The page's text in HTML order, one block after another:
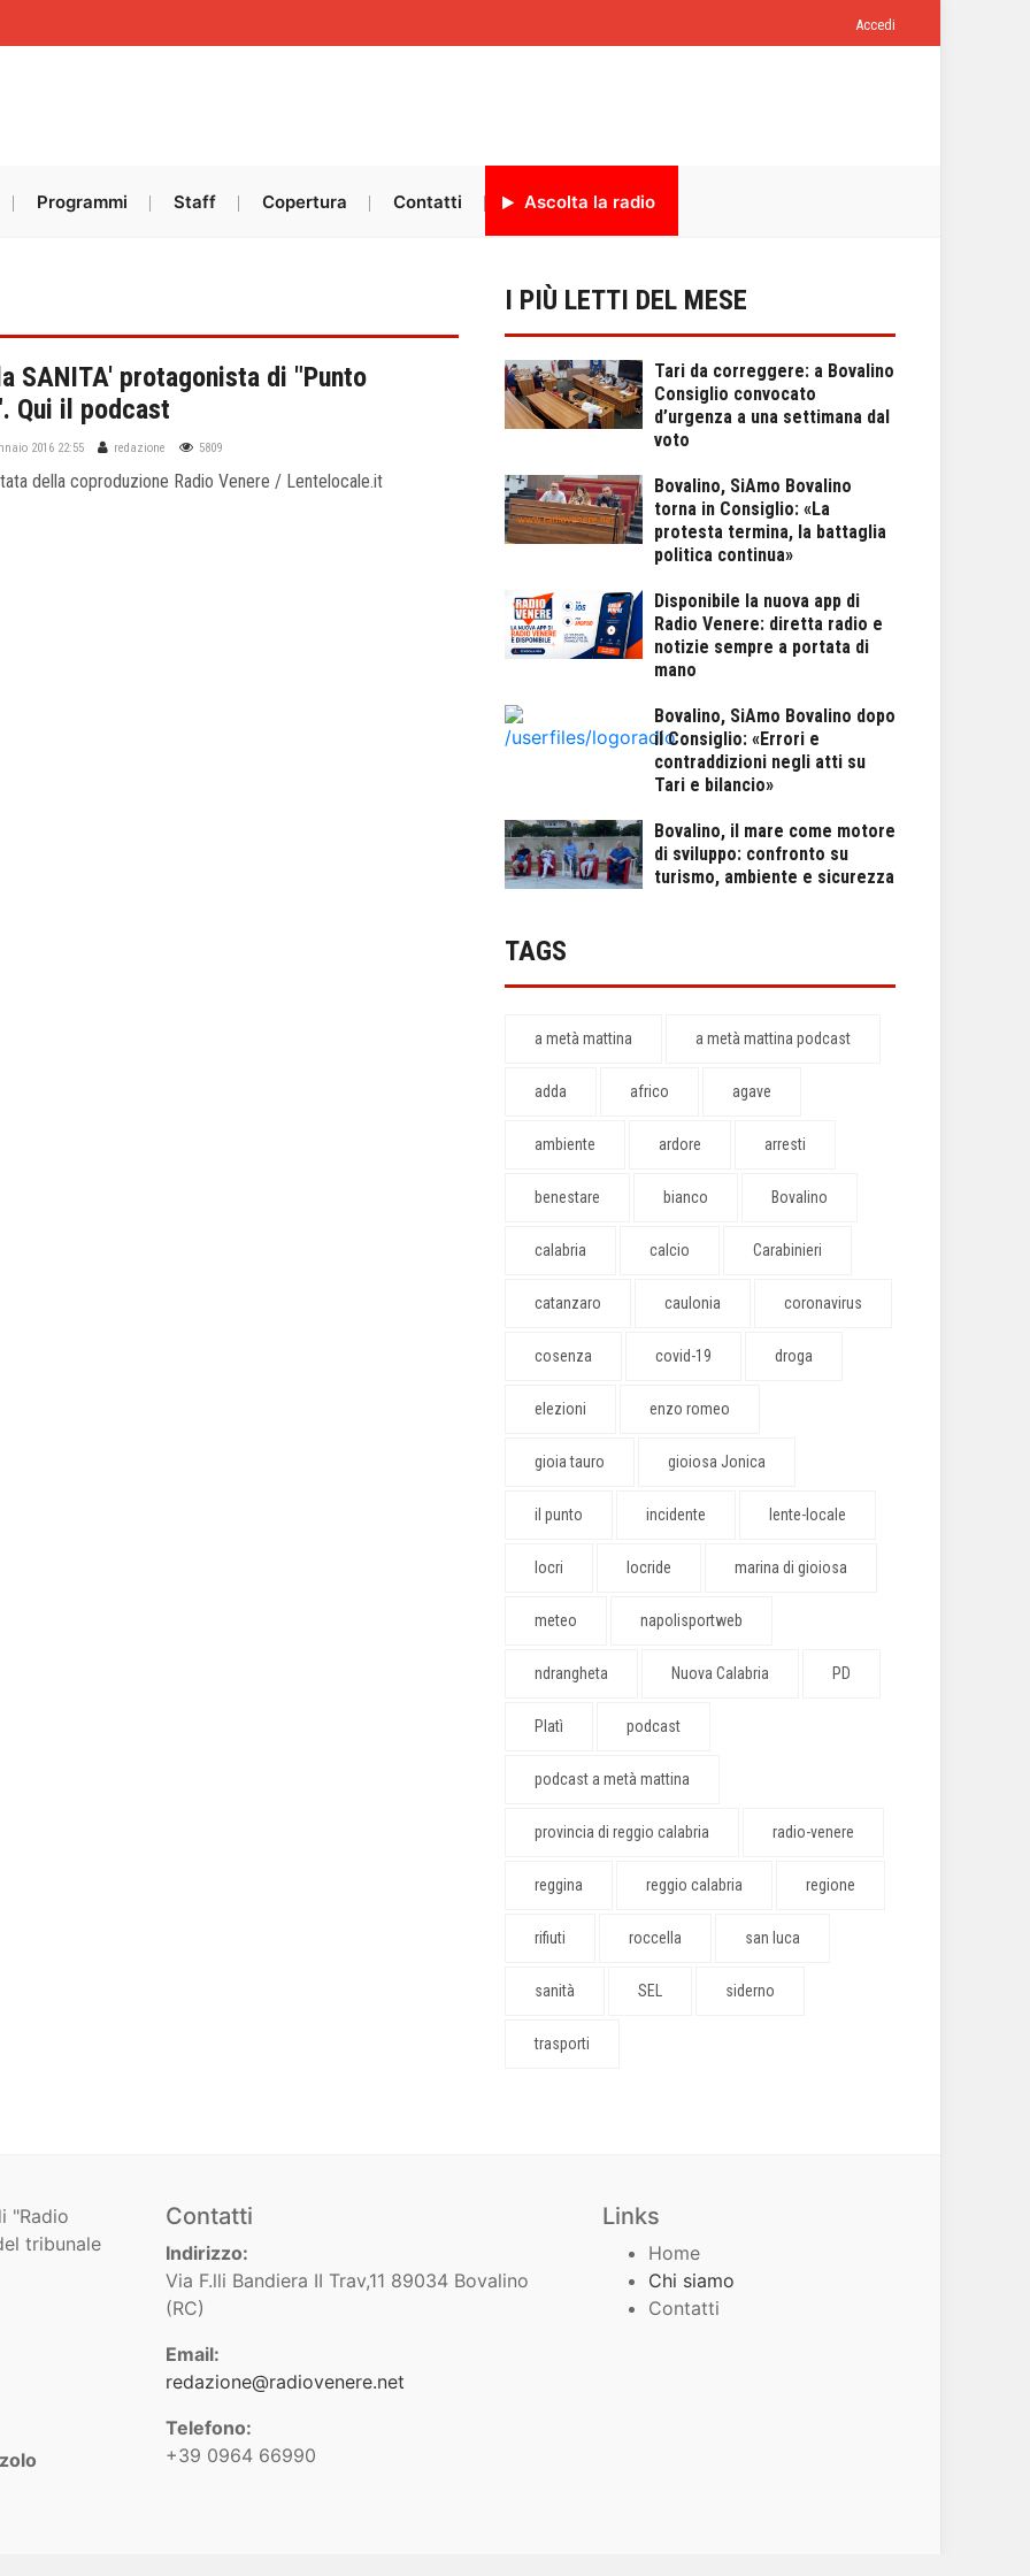
Accedi
Programmi Staff Copertura Contatti Ascolta la radio
SANITA' protagonista di "Punto
Qui il podcast
2016 22:55 redazione 5809
della coproduzione Radio Venere / Lentelocale.it
I PIÙ LETTI DEL MESE
Tari da correggere: a Bovalino
Consiglio convocato
d’urgenza a una settimana dal
voto
Bovalino, SiAmo Bovalino
torna in Consiglio: «La
protesta termina, la battaglia
politica continua»
Disponibile la nuova app di
Radio Venere: diretta radio e
notizie sempre a portata di
mano
Bovalino, SiAmo Bovalino dopo
il Consiglio: «Errori e
contraddizioni negli atti su
Tari e bilancio»
Bovalino, il mare come motore
di sviluppo: confronto su
turismo, ambiente e sicurezza
TAGS
a metà mattina a metà mattina podcast
adda africo agave
ambiente ardore arresti
benestare bianco Bovalino
calabria calcio Carabinieri
catanzaro caulonia coronavirus
cosenza covid-19 droga
elezioni enzo romeo
gioia tauro gioiosa Jonica
il punto incidente lente-locale
locri locride marina di gioiosa
meteo napolisportweb
ndrangheta Nuova Calabria PD
Platì podcast
podcast a metà mattina
provincia di reggio calabria radio-venere
reggina reggio calabria regione
rifiuti roccella san luca
sanità SEL siderno
trasporti
"Radio
tribunale
Contatti
Indirizzo:
Via F.lli Bandiera II Trav,11 89034 Bovalino
(RC)
Email:
redazione@radiovenere.net
Telefono:
+39 0964 66990
Links
Home
Chi siamo
Contatti